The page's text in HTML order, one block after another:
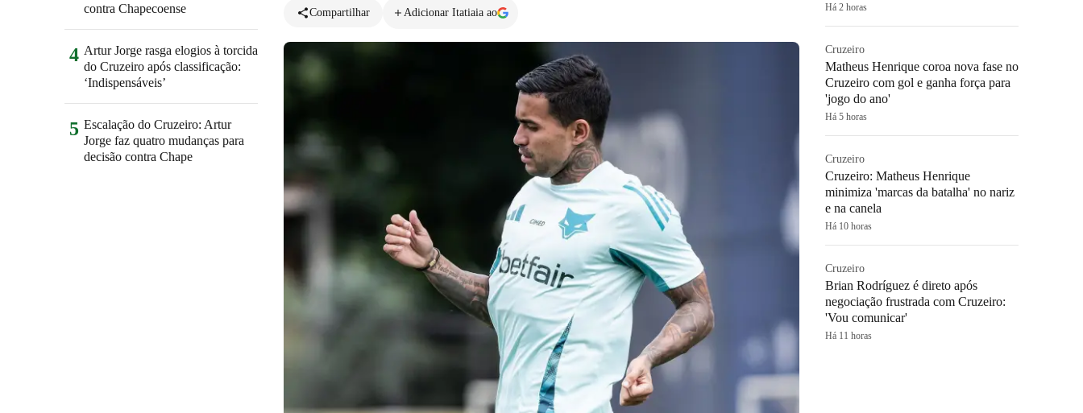
Compartilhar
Adicionar Itatiaia ao
contra Chapecoense
4 Artur Jorge rasga elogios à torcida
do Cruzeiro após classificação:
‘Indispensáveis’
5 Escalação do Cruzeiro: Artur
Jorge faz quatro mudanças para
decisão contra Chape
Há 2 horas
Cruzeiro
Matheus Henrique coroa nova fase no
Cruzeiro com gol e ganha força para
'jogo do ano'
Há 5 horas
Cruzeiro
Cruzeiro: Matheus Henrique
minimiza 'marcas da batalha' no nariz
e na canela
Há 10 horas
Cruzeiro
Brian Rodríguez é direto após
negociação frustrada com Cruzeiro:
'Vou comunicar'
Há 11 horas